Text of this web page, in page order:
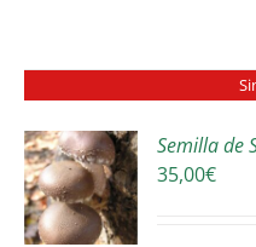
Semilla de
35,00€